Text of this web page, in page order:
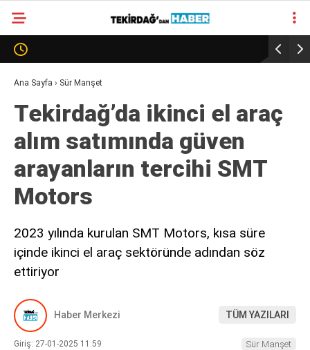
30.9
TEKIRDAĞ
SÜR MANŞET
ALT MANŞET
Ana Sayfa › Sür Manşet
Tekirdağ’da ikinci el araç
alım satımında güven
arayanların tercihi SMT
Motors
2023 yılında kurulan SMT Motors, kısa süre
içinde ikinci el araç sektöründe adından söz
ettiriyor
Haber Merkezi TÜM YAZILARI
Giriş: 27-01-2025 11:59
Sür Manşet